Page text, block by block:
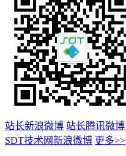
站长新浪微博 站长腾讯微博
SDT技术网新浪微博 更多>>